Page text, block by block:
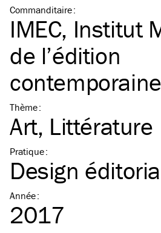
Commanditaire:
IMEC, Institut
de l’édition
contemporaine
Thème:
Art Littérature
Pratique:
Design
Année:
2017